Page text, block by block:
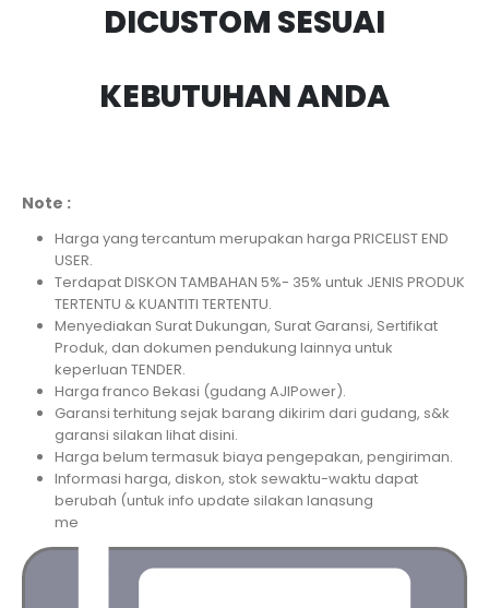
DICUSTOM SESUAI
KEBUTUHAN ANDA
Note :
Harga yang tercantum merupakan harga PRICELIST END
USER.
Terdapat DISKON TAMBAHAN 5%- 35% untuk JENIS PRODUK
TERTENTU & KUANTITI TERTENTU.
Menyediakan Surat Dukungan, Surat Garansi, Sertifikat
Produk, dan dokumen pendukung lainnya untuk
keperluan TENDER.
Harga franco Bekasi (gudang AJIPower).
Garansi terhitung sejak barang dikirim dari gudang, s&k
garansi silakan lihat disini.
Harga belum termasuk biaya pengepakan, pengiriman.
Informasi harga, diskon, stok sewaktu-waktu dapat
berubah (untuk info update silakan langsung
menghubungi kami).